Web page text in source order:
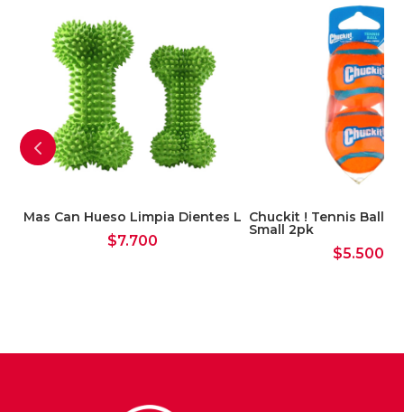
Mas Can Hueso Limpia Dientes L
$7.700
Chuckit ! Tennis Ball
Small 2pk
$5.500